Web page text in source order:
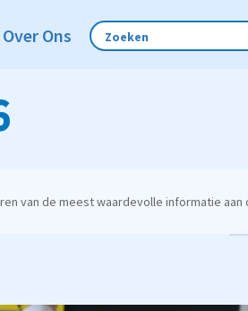
Over Ons
van de meest waardevolle informatie aan